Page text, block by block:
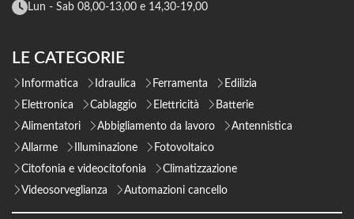
Lun - Sab 08,00-13,00 e 14,30-19,00
LE CATEGORIE
Informatica Idraulica Ferramenta
Edilizia
Elettronica
Cablaggio Elettricità
Batterie
Alimentatori
Abbigliamento da lavoro
Antennistica
Allarme
Illuminazione
Fotovoltaico
Citofonia e videocitofonia
Climatizzazione
Videosorveglianza
Automazioni cancello